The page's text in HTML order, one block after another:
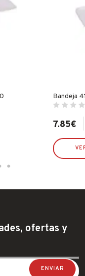
Bandeja
7.85€
ofertas y